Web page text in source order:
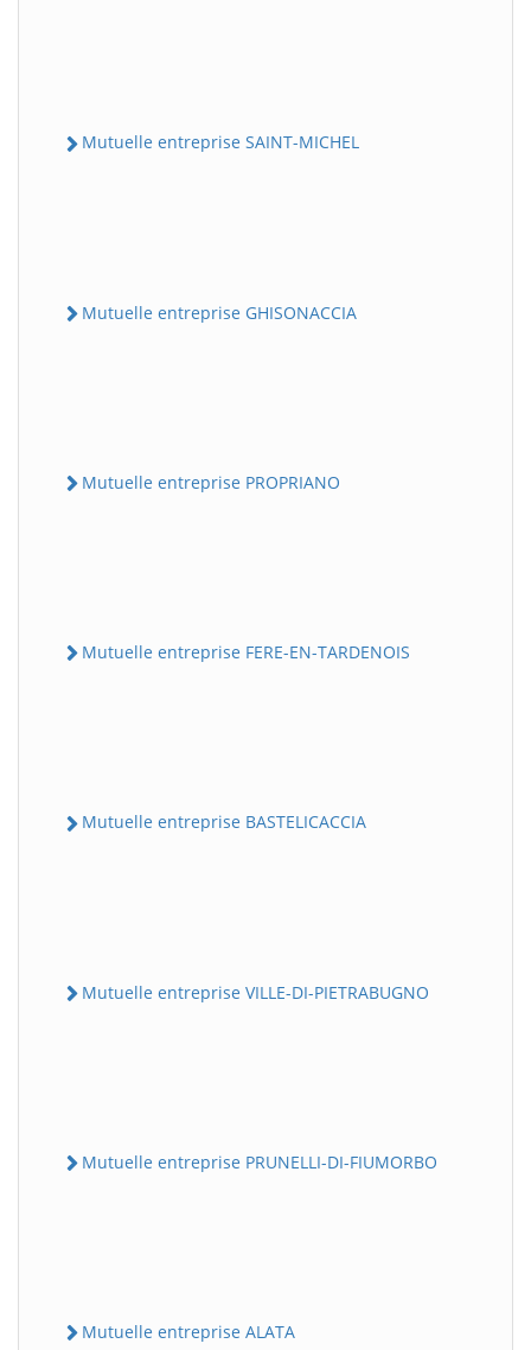
Mutuelle entreprise SAINT-MICHEL
Mutuelle entreprise GHISONACCIA
Mutuelle entreprise PROPRIANO
Mutuelle entreprise FERE-EN-TARDENOIS
Mutuelle entreprise BASTELICACCIA
Mutuelle entreprise VILLE-DI-PIETRABUGNO
Mutuelle entreprise PRUNELLI-DI-FIUMORBO
Mutuelle entreprise ALATA